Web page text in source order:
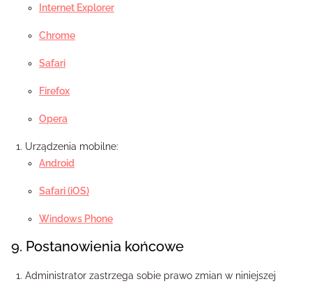
Internet Explorer
Chrome
Safari
Firefox
Opera
Urządzenia mobilne:
Android
Safari (iOS)
Windows Phone
9. Postanowienia końcowe
Administrator zastrzega sobie prawo zmian w niniejszej